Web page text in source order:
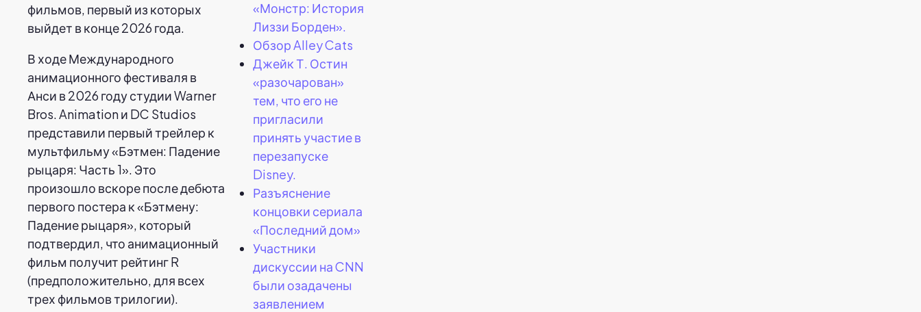
фильмов, первый из которых
выйдет в конце 2026 года.
В ходе Международного
анимационного фестиваля в
Анси в 2026 году студии Warner
Bros. Animation и DC Studios
представили первый трейлер к
мультфильму «Бэтмен: Падение
рыцаря: Часть 1». Это
произошло вскоре после дебюта
первого постера к «Бэтмену:
Падение рыцаря», который
подтвердил, что анимационный
фильм получит рейтинг R
(предположительно, для всех
трех фильмов трилогии).
«Монстр: История
Лиззи Борден».
Обзор Alley Cats
Джейк Т. Остин
«разочарован»
тем, что его не
пригласили
принять участие в
перезапуске
Disney.
Разъяснение
концовки сериала
«Последний дом»
Участники
дискуссии на CNN
были озадачены
заявлением